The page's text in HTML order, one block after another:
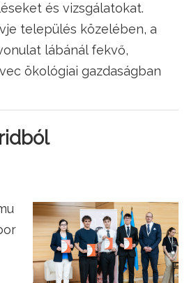
és vizsgálatokat.
település közelében, a
lábánál fekvő,
ökológiai gazdaságban